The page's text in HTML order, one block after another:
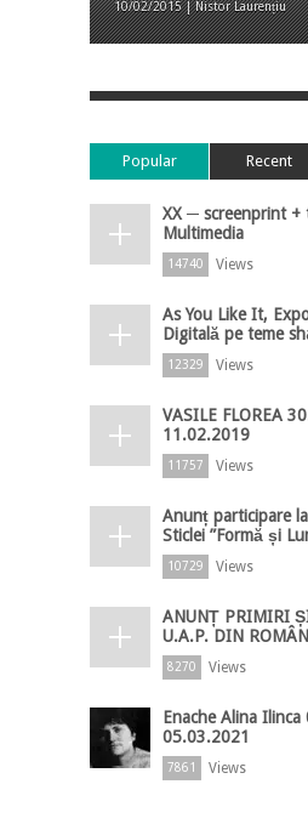
10/02/2015 | Nistor Laurențiu
Popular Recent
XX ─ screenprint +
Multimedia
14740 Views
As You Like It,
Digitală pe teme
12329 Views
VASILE FLOREA
11.02.2019
11757 Views
Anunț participare
Sticlei ”Formă și
10729 Views
ANUNȚ PRIMIRI
U.A.P. DIN
8270 Views
Enache Alina
05.03.2021
7861 Views